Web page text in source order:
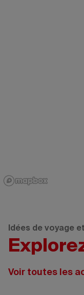
Idées de voyage
Voir toutes les